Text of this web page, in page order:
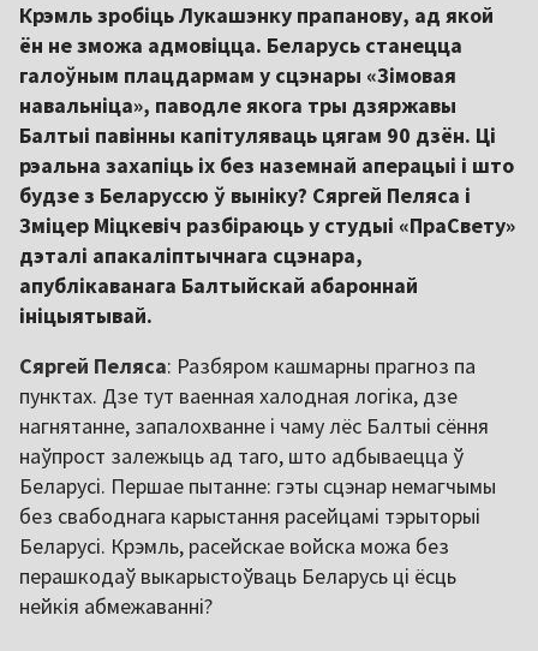
Крэмль зробіць Лукашэнку прапанову, ад якой
ён не зможа адмовіцца. Беларусь станецца
галоўным плацдармам у сцэнары «Зімовая
навальніца», паводле якога тры дзяржавы
Балтыі павінны капітуляваць цягам 90 дзён. Ці
рэальна захапіць іх без наземнай аперацыі і што
будзе з Беларуссю ў выніку? Сяргей Пеляса і
Зміцер Міцкевіч разбіраюць у студыі «ПраСвету»
дэталі апакаліптычнага сцэнара,
апублікаванага Балтыйскай абароннай
ініцыятывай.
Сяргей Пеляса: Разбяром кашмарны прагноз па
пунктах. Дзе тут ваенная халодная логіка, дзе
нагнятанне, запалохванне і чаму лёс Балтыі сёння
наўпрост залежыць ад таго, што адбываецца ў
Беларусі. Першае пытанне: гэты сцэнар немагчымы
без свабоднага карыстання расейцамі тэрыторыі
Беларусі. Крэмль, расейскае войска можа без
перашкодаў выкарыстоўваць Беларусь ці ёсць
нейкія абмежаванні?